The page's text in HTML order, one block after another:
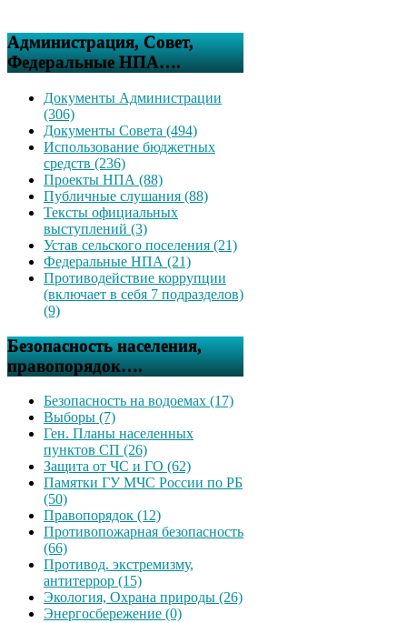
Администрация, Совет,
Федеральные НПА….
Документы Администрации
(306)
Документы Совета (494)
Использование бюджетных
средств (236)
Проекты НПА (88)
Публичные слушания (88)
Тексты официальных
выступлений (3)
Устав сельского поселения (21)
Федеральные НПА (21)
Противодействие коррупции
(включает в себя 7 подразделов)
(9)
Безопасность населения,
правопорядок….
Безопасность на водоемах (17)
Выборы (7)
Ген. Планы населенных
пунктов СП (26)
Защита от ЧС и ГО (62)
Памятки ГУ МЧС России по РБ
(50)
Правопорядок (12)
Противопожарная безопасность
(66)
Противод. экстремизму,
антитеррор (15)
Экология, Охрана природы (26)
Энергосбережение (0)